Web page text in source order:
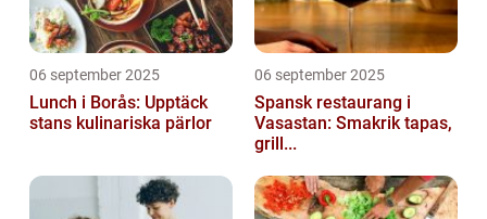
06 september 2025
Lunch i Borås: Upptäck
stans kulinariska pärlor
06 september 2025
Spansk restaurang i
Vasastan: Smakrik tapas,
grill...